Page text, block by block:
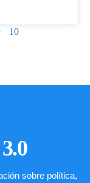
10
sobre política,